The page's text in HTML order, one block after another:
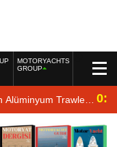
MOTORYACHTS
GROUP
Alüminyum Trawler